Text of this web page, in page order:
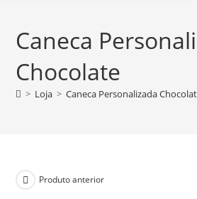
Caneca
Chocolate
> Loja > Caneca Personalizada
Produto anterior